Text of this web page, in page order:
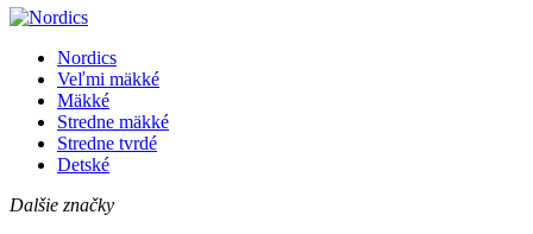
Nordics
Veľmi mäkké
Mäkké
Stredne mäkké
Stredne tvrdé
Detské
Dalšie značky